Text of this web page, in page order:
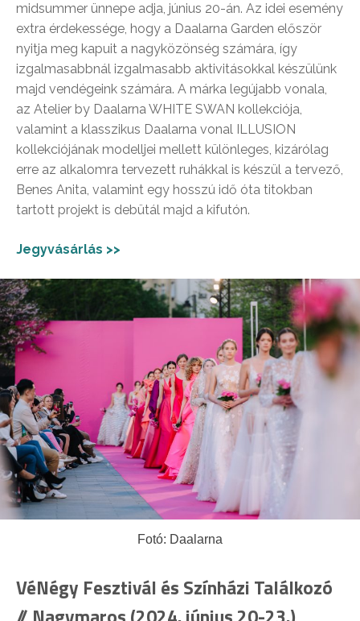
midsummer ünnepe adja, június 20-án. Az idei esemény
extra érdekessége, hogy a Daalarna Garden először
nyitja meg kapuit a nagyközönség számára, így
izgalmasabbnál izgalmasabb aktivitásokkal készülünk
majd vendégeink számára. A márka legújabb vonala,
az Atelier by Daalarna WHITE SWAN kollekciója,
valamint a klasszikus Daalarna vonal ILLUSION
kollekciójának modelljei mellett különleges, kizárólag
erre az alkalomra tervezett ruhákkal is készül a tervező,
Benes Anita, valamint egy hosszú idő óta titokban
tartott projekt is debütál majd a kifutón.
Jegyvásárlás >>
Fotó: Daalarna
VéNégy Fesztivál és Színházi Találkozó